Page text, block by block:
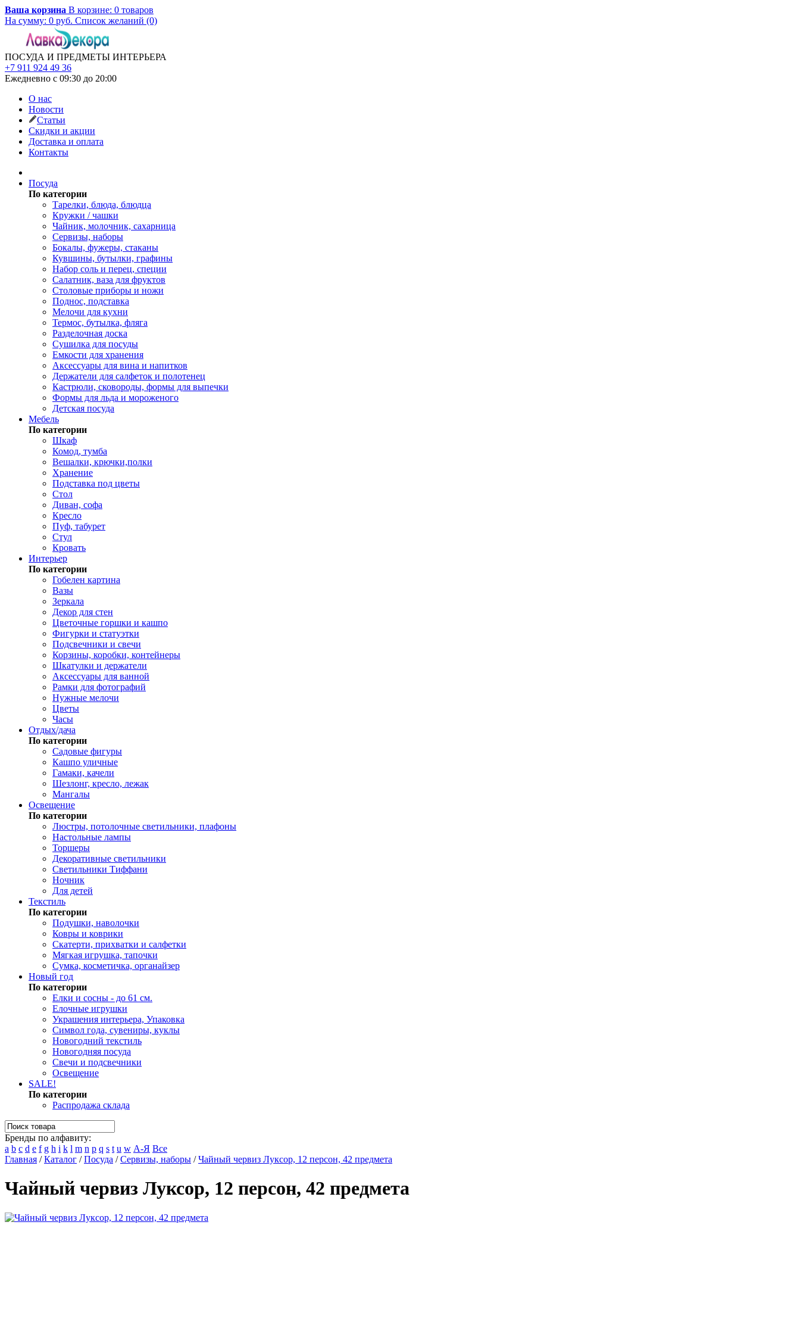
Ваша корзина В корзине: 0 товаров
На сумму: 0 руб. Список желаний (0)
ПОСУДА И ПРЕДМЕТЫ ИНТЕРЬЕРА
+7 911 924 49 36
Ежедневно с 09:30 до 20:00
О нас
Новости
Статьи
Скидки и акции
Доставка и оплата
Контакты
Посуда
По категории
Тарелки, блюда, блюдца
Кружки / чашки
Чайник, молочник, сахарница
Сервизы, наборы
Бокалы, фужеры, стаканы
Кувшины, бутылки, графины
Набор соль и перец, специи
Салатник, ваза для фруктов
Столовые приборы и ножи
Поднос, подставка
Мелочи для кухни
Термос, бутылка, фляга
Разделочная доска
Сушилка для посуды
Емкости для хранения
Аксессуары для вина и напитков
Держатели для салфеток и полотенец
Кастрюли, сковороды, формы для выпечки
Формы для льда и мороженого
Детская посуда
Мебель
По категории
Шкаф
Комод, тумба
Вешалки, крючки,полки
Хранение
Подставка под цветы
Стол
Диван, софа
Кресло
Пуф, табурет
Стул
Кровать
Интерьер
По категории
Гобелен картина
Вазы
Зеркала
Декор для стен
Цветочные горшки и кашпо
Фигурки и статуэтки
Подсвечники и свечи
Корзины, коробки, контейнеры
Шкатулки и держатели
Аксессуары для ванной
Рамки для фотографий
Нужные мелочи
Цветы
Часы
Отдых/дача
По категории
Садовые фигуры
Кашпо уличные
Гамаки, качели
Шезлонг, кресло, лежак
Мангалы
Освещение
По категории
Люстры, потолочные светильники, плафоны
Настольные лампы
Торшеры
Декоративные светильники
Светильники Тиффани
Ночник
Для детей
Текстиль
По категории
Подушки, наволочки
Ковры и коврики
Скатерти, прихватки и салфетки
Мягкая игрушка, тапочки
Сумка, косметичка, органайзер
Новый год
По категории
Елки и сосны - до 61 см.
Елочные игрушки
Украшения интерьера, Упаковка
Символ года, сувениры, куклы
Новогодний текстиль
Новогодняя посуда
Свечи и подсвечники
Освещение
SALE!
По категории
Распродажа склада
Бренды по алфавиту:
a b c d e f g h i k l m n p q s t u w А-Я Все
Главная /Каталог /Посуда /Сервизы, наборы /Чайный червиз Луксор, 12 персон, 42 предмета
Чайный червиз Луксор, 12 персон, 42 предмета